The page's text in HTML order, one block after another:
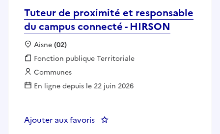
Tuteur de proximité et responsable
du campus connecté - HIRSON
Localisation :
Aisne(02)
Fonction publique :
Fonction publique Territoriale
Employeur :
Communes
En ligne depuis le 22 juin 2026
Ajouter aux favoris : Tuteur de proximité et